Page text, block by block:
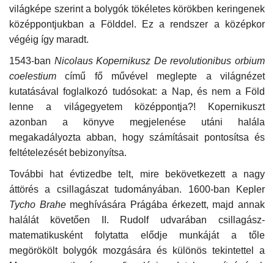
világképe szerint a bolygók tökéletes körökben keringenek
középpontjukban a Földdel. Ez a rendszer a középkor
végéig így maradt.
1543-ban Nicolaus Kopernikusz De revolutionibus orbium
coelestium című fő művével meglepte a világnézet
kutatásával foglalkozó tudósokat: a Nap, és nem a Föld
lenne a világegyetem középpontja?! Kopernikuszt
azonban a könyve megjelenése utáni halála
megakadályozta abban, hogy számításait pontosítsa és
feltételezését bebizonyítsa.
További hat évtizedbe telt, mire bekövetkezett a nagy
áttörés a csillagászat tudományában. 1600-ban Kepler
Tycho Brahe meghívására Prágába érkezett, majd annak
halálát követően II. Rudolf udvarában csillagász-
matematikusként folytatta elődje munkáját a tőle
megörökölt bolygók mozgására és különös tekintettel a